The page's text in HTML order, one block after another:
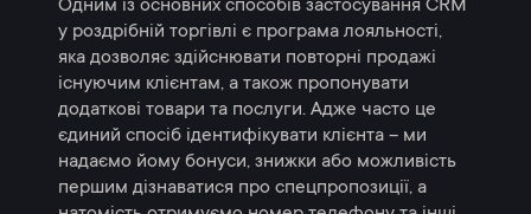
Одним із основних способів застосування CRM
у роздрібній торгівлі є програма лояльності,
яка дозволяє здійснювати повторні продажі
існуючим клієнтам, а також пропонувати
додаткові товари та послуги. Адже часто це
єдиний спосіб ідентифікувати клієнта – ми
надаємо йому бонуси, знижки або можливість
першим дізнаватися про спецпропозиції, а